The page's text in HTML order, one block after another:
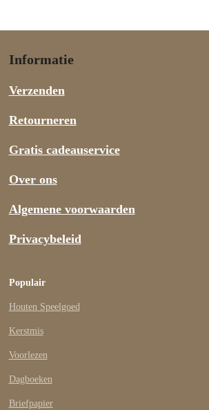
Informatie
Verzenden
Retourneren
Gratis cadeauservice
Over ons
Algemene voorwaarden
Privacybeleid
Populair
Houten Speelgoed
Kerstmis
Voorlezen
Dagboeken
Briefpapier